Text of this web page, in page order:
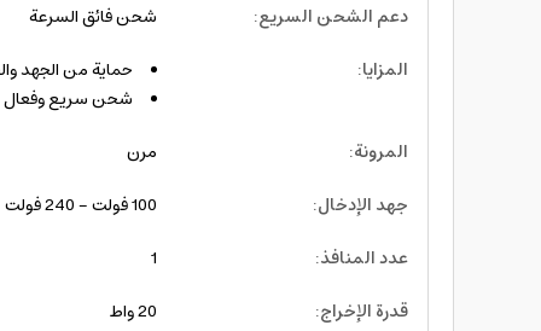
دعم الشحن السريع:
شحن فائق السرعة
المزايا:
حماية من الجهد
شحن سريع وفعال
المرونة:
مرن
جهد الإدخال:
100 فولت - 240 فولت
عدد المنافذ:
1
قدرة الإخراج:
20 واط